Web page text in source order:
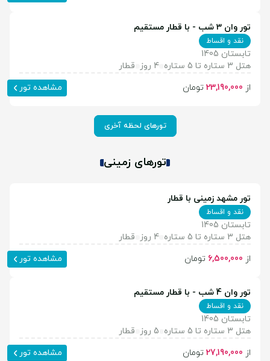
تور وان 3 شب - با قطار مستقیم
نقد و اقساط
تابستان 1405
هتل 3 ستاره تا 5 ستاره
4 روز
قطار
از 23,190,000 تومان مشاهده تور
تورهای لحظه آخری
تورهای زمینی
تور مشهد زمینی با قطار
نقد و اقساط
تابستان 1405
هتل 3 ستاره تا 5 ستاره
4 روز
قطار
از 6,500,000 تومان مشاهده تور
تور وان 4 شب - با قطار مستقیم
نقد و اقساط
تابستان 1405
هتل 3 ستاره تا 5 ستاره
5 روز
قطار
از 27,190,000 تومان مشاهده تور